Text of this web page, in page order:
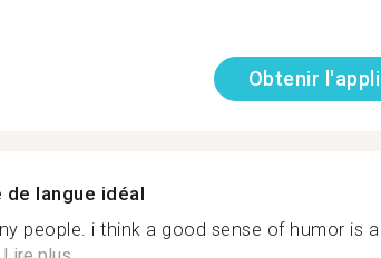
Obtenir l'appli
de langue idéal
people. i think a good sense of humor is a